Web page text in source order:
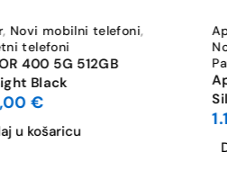
, Novi mobilni telefoni,
telefoni
400 5G 512GB
Black
€
u košaricu